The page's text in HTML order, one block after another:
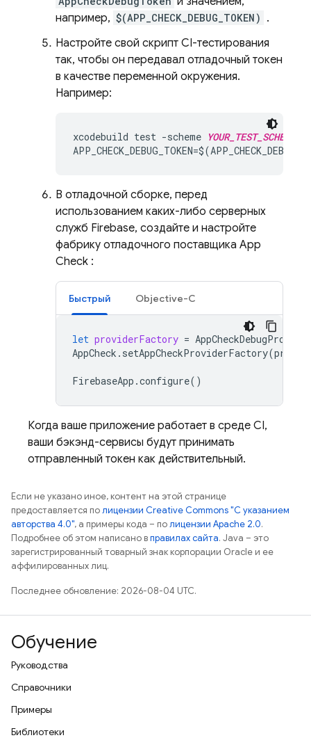
например, $(APP_CHECK_DEBUG_TOKEN) .
Настройте свой скрипт CI-тестирования
так, чтобы он передавал отладочный токен
в качестве переменной окружения.
Например:
xcodebuild test -scheme YOUR_TEST_SCHEME
В отладочной сборке, перед
использованием каких-либо серверных
служб Firebase, создайте и настройте
фабрику отладочного поставщика App
Check :
Быстрый Objective-C
let providerFactory =
AppCheck . setAppCheckProviderFactory(
FirebaseApp .configure()
Когда ваше приложение работает в среде CI,
ваши бэкэнд-сервисы будут принимать
отправленный токен как действительный.
Если не указано иное, контент на этой странице
предоставляется полицензии Creative Commons "С указанием
авторства 4.0", а примеры кода – полицензии Apache 2.0.
Подробнее об этом написано вправилах сайта. Java – это
зарегистрированный товарный знак корпорации Oracle и ее
аффилированных лиц.
Последнее обновление: 2026-08-04 UTC.
Обучение
Руководства
Справочники
Примеры
Библиотеки